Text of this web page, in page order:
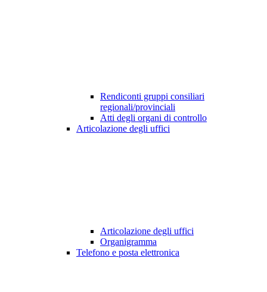
Rendiconti gruppi consiliari
regionali/provinciali
Atti degli organi di controllo
Articolazione degli uffici
Articolazione degli uffici
Organigramma
Telefono e posta elettronica